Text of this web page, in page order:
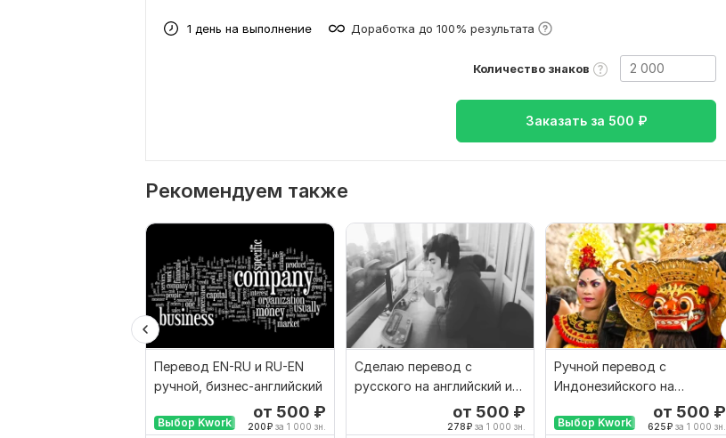
1 день на выполнение Доработка до 100% результата
Количество знаков
Заказать за 500 ₽
Рекомендуем также
Перевод EN-RU и RU-EN
ручной, бизнес-английский
Выбор Kwork
от 500 ₽
200₽за 1 000 зн.
Сделаю перевод с
русского на английский и
от 500 ₽
278₽ за 1 000 зн.
Ручной перевод с
Индонезийского на
Русский и наоборот
Выбор Kwork
от 500 ₽
625₽за 1 000 зн.